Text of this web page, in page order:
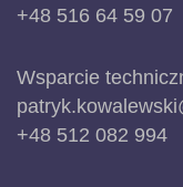
+48 516 64 59 07
Wsparcie
+48 512 082 994